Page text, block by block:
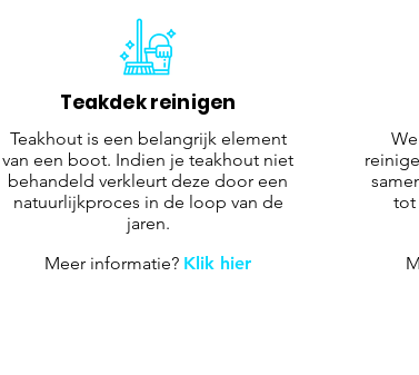
Teakdek reinigen
Teakhout is een belangrijk element
van een boot. Indien je teakhout niet
behandeld verkleurt deze door een
natuurlijkproces in de loop van de
jaren.
Meer informatie? Klik hier
tot